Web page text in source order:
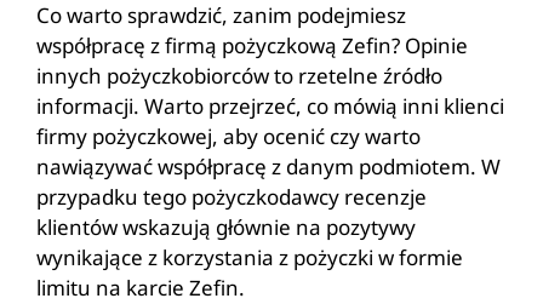
Co warto sprawdzić, zanim podejmiesz
współpracę z firmą pożyczkową Zefin? Opinie
innych pożyczkobiorców to rzetelne źródło
informacji. Warto przejrzeć, co mówią inni klienci
firmy pożyczkowej, aby ocenić czy warto
nawiązywać współpracę z danym podmiotem. W
przypadku tego pożyczkodawcy recenzje
klientów wskazują głównie na pozytywy
wynikające z korzystania z pożyczki w formie
limitu na karcie Zefin.